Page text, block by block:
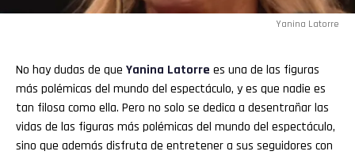
Yanina Latorre
No hay dudas de que Yanina Latorre es una de las figuras
más polémicas del mundo del espectáculo, y es que nadie es
tan filosa como ella. Pero no solo se dedica a desentrañar las
vidas de las figuras más polémicas del mundo del espectáculo,
sino que además disfruta de entretener a sus seguidores con
Reddit
Pinterest